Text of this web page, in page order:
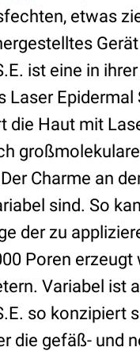
etwas
ist eine in
Laser
die Haut mit
Charme an
sind. So
der zu
Poren
Variabel ist
so konzipiert
die gefäß- und